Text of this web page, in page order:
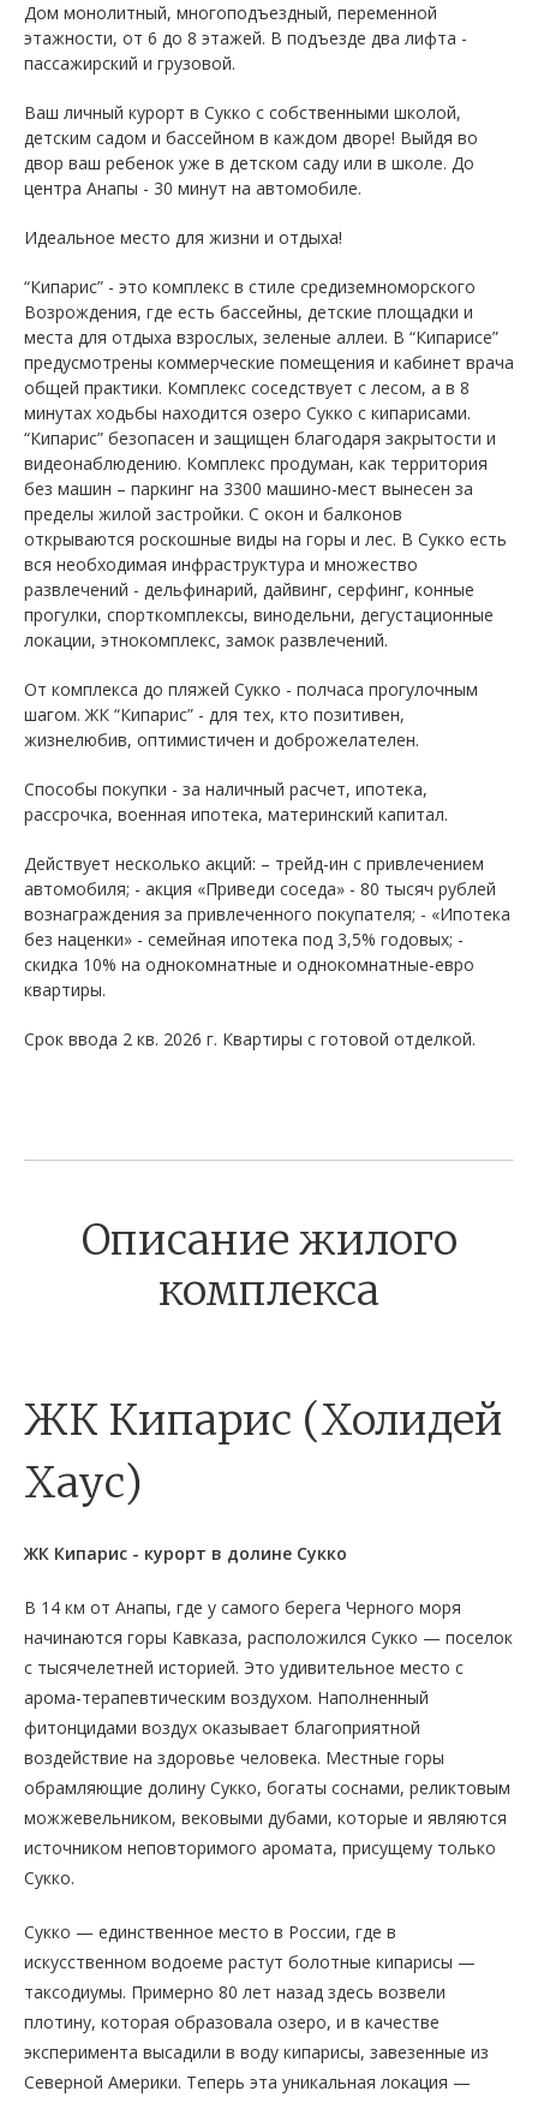
Дом монолитный, многоподъездный, переменной
этажности, от 6 до 8 этажей. B подъезде два лифта -
пассажирский и грузовой.
Ваш личный курорт в Сукко с собственными школой,
детским садом и бассейном в каждом дворе! Выйдя во
двор ваш ребенок уже в детском саду или в школе. До
центра Анапы - 30 минут на автомобиле.
Идеальное место для жизни и отдыха!
“Кипарис” - это комплекс в стиле средиземноморского
Возрождения, где есть бассейны, детские площадки и
места для отдыха взрослых, зеленые аллеи. В “Кипарисе”
предусмотрены коммерческие помещения и кабинет врача
общей практики. Комплекс соседствует с лесом, а в 8
минутах ходьбы находится озеро Сукко с кипарисами.
“Кипарис” безопасен и защищен благодаря закрытости и
видеонаблюдению. Комплекс продуман, как территория
без машин – паркинг на 3300 машино-мест вынесен за
пределы жилой застройки. С окон и балконов
открываются роскошные виды на горы и лес. В Сукко есть
вся необходимая инфраструктура и множество
развлечений - дельфинарий, дайвинг, серфинг, конные
прогулки, спорткомплексы, винодельни, дегустационные
локации, этнокомплекс, замок развлечений.
От комплекса до пляжей Сукко - полчаса прогулочным
шагом. ЖК “Кипарис” - для тех, кто позитивен,
жизнелюбив, оптимистичен и доброжелателен.
Способы покупки - за наличный расчет, ипотека,
рассрочка, военная ипотека, материнский капитал.
Действует несколько акций: – трейд-ин с привлечением
автомобиля; - акция «Приведи соседа» - 80 тысяч рублей
вознаграждения за привлеченного покупателя; - «Ипотека
без наценки» - семейная ипотека под 3,5% годовых; -
скидка 10% на однокомнатные и однокомнатные-евро
квартиры.
Срок ввода 2 кв. 2026 г. Квартиры с готовой отделкой.
Описание жилого
комплекса
ЖК Кипарис (Холидей
Хаус)
ЖК Кипарис - курорт в долине Сукко
В 14 км от Анапы, где у самого берега Черного моря
начинаются горы Кавказа, расположился Сукко — поселок
с тысячелетней историей. Это удивительное место с
арома-терапевтическим воздухом. Наполненный
фитонцидами воздух оказывает благоприятной
воздействие на здоровье человека. Местные горы
обрамляющие долину Сукко, богаты соснами, реликтовым
можжевельником, вековыми дубами, которые и являются
источником неповторимого аромата, присущему только
Сукко.
Сукко — единственное место в России, где в
искусственном водоеме растут болотные кипарисы —
таксодиумы. Примерно 80 лет назад здесь возвели
плотину, которая образовала озеро, и в качестве
эксперимента высадили в воду кипарисы, завезенные из
Северной Америки. Теперь эта уникальная локация —